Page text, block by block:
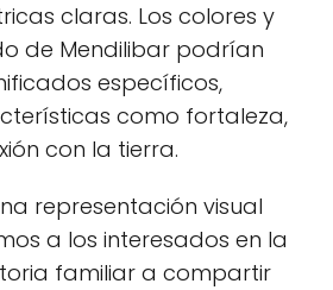
claras. Los colores y
de Mendilibar podrían
específicos,
como fortaleza,
con la tierra.
representación visual
a los interesados en la
familiar a compartir